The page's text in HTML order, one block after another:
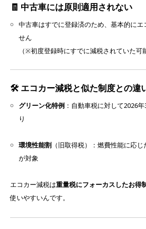
🧾 中古車には原則適用されない
中古車はすでに登録済のため、基本的にエ
せん
（※初度登録時にすでに減税されていた可
🛠 エコカー減税と似た制度との違
グリーン化特例：自動車税に対して2026
り
環境性能割（旧取得税）：燃費性能に応
が対象
エコカー減税は重量税にフォーカスしたお得
使いやすいんです。